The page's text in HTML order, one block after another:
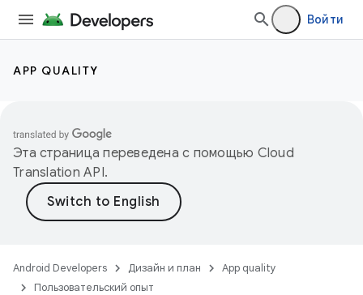
Войти
APP QUALITY
Эта страница переведена с помощью Cloud
Translation API.
Android Developers Дизайн и план
App quality
Пользовательский опыт